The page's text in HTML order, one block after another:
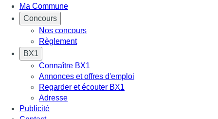
Ma Commune
Concours
Nos concours
Règlement
BX1
Connaître BX1
Annonces et offres d'emploi
Regarder et écouter BX1
Adresse
Publicité